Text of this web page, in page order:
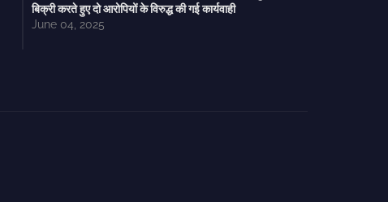
बिक्री करते हुए दो आरोपियों के विरुद्ध की गई कार्यवाही
June 04, 2025